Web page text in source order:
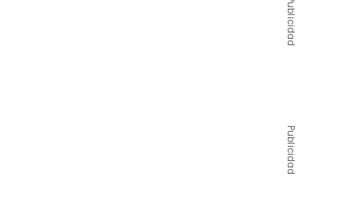
Publicidad
Publicidad